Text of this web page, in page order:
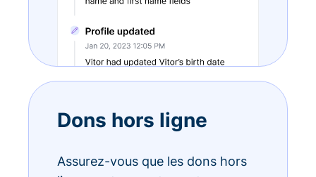
Dons hors ligne
Assurez-vous que les dons hors